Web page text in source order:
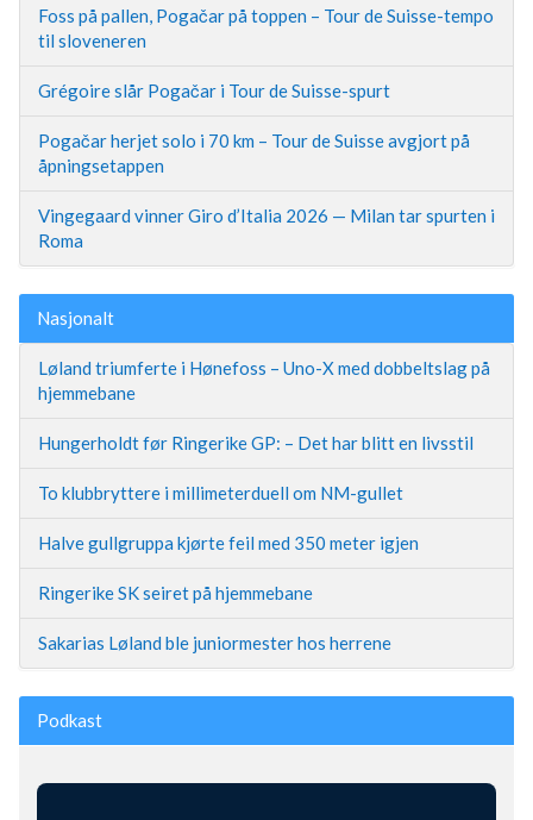
Foss på pallen, Pogačar på toppen – Tour de Suisse-tempo
til sloveneren
Grégoire slår Pogačar i Tour de Suisse-spurt
Pogačar herjet solo i 70 km – Tour de Suisse avgjort på
åpningsetappen
Vingegaard vinner Giro d’Italia 2026 — Milan tar spurten i
Roma
Nasjonalt
Løland triumferte i Hønefoss – Uno-X med dobbeltslag på
hjemmebane
Hungerholdt før Ringerike GP: – Det har blitt en livsstil
To klubbryttere i millimeterduell om NM-gullet
Halve gullgruppa kjørte feil med 350 meter igjen
Ringerike SK seiret på hjemmebane
Sakarias Løland ble juniormester hos herrene
Podkast